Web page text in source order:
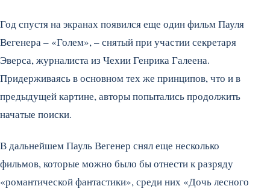
Год спустя на экранах появился еще один фильм Пауля
Вегенера – «Голем», – снятый при участии секретаря
Эверса, журналиста из Чехии Генрика Галеена.
Придерживаясь в основном тех же принципов, что и в
предыдущей картине, авторы попытались продолжить
начатые поиски.
В дальнейшем Пауль Вегенер снял еще несколько
фильмов, которые можно было бы отнести к разряду
«романтической фантастики», среди них «Дочь лесного